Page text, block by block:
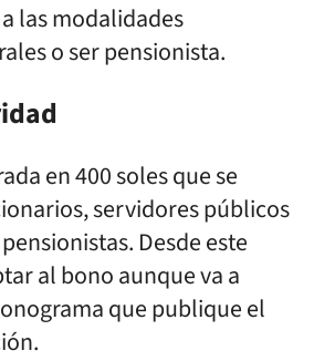
las modalidades
o ser pensionista.
en 400 soles que se
servidores públicos
Desde este
al bono aunque va a
que publique el